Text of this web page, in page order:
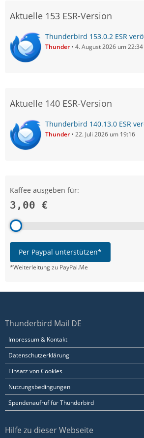
Aktuelle 153 ESR-Version
Thunderbird 153.0.2 ESR
Thunder 4. August 2026 um 22:34
Aktuelle 140 ESR-Version
Thunderbird 140.13.0 ESR
Thunder 22. Juli 2026 um 19:16
Kaffee ausgeben für:
3,00 €
Per Paypal unterstützen*
*Weiterleitung zu PayPal.Me
Thunderbird Mail DE
Impressum & Kontakt
Datenschutzerklärung
Einsatz von Cookies
Nutzungsbedingungen
Spendenaufruf für Thunderbird
Hilfe zu dieser Webseite